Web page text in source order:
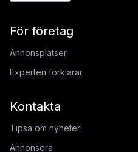
För företag
Annonsplatser
Experten förklarar
Kontakta
Tipsa om nyheter!
Annonsera